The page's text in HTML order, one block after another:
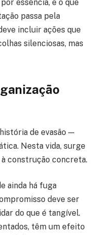
essência, e o que
passa pela
incluir ações que
silenciosas, mas
de evasão —
Nesta vida, surge
à construção concreta.
ainda há fuga
deve ser
do que é tangível.
têm um efeito